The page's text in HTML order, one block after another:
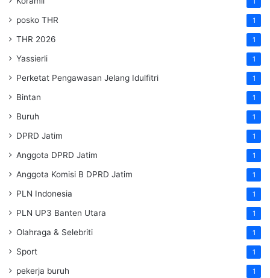
posko THR 1
THR 2026 1
Yassierli 1
Perketat Pengawasan Jelang Idulfitri 1
Bintan 1
Buruh 1
DPRD Jatim 1
Anggota DPRD Jatim 1
Anggota Komisi B DPRD Jatim 1
PLN Indonesia 1
PLN UP3 Banten Utara 1
Olahraga & Selebriti 1
Sport 1
pekerja buruh 1